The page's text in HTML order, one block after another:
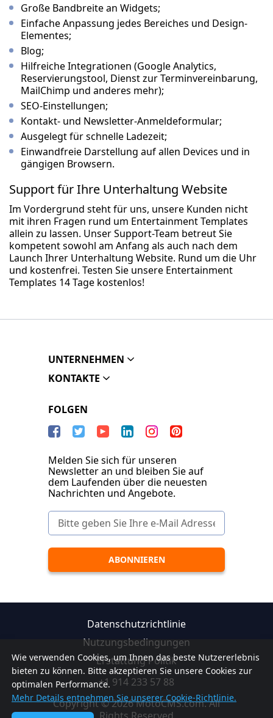
Große Bandbreite an Widgets;
Einfache Anpassung jedes Bereiches und Design-
Elementes;
Blog;
Hilfreiche Integrationen (Google Analytics,
Reservierungstool, Dienst zur Terminvereinbarung,
MailChimp und anderes mehr);
SEO-Einstellungen;
Kontakt- und Newsletter-Anmeldeformular;
Ausgelegt für schnelle Ladezeit;
Einwandfreie Darstellung auf allen Devices und in
gängigen Browsern.
Support für Ihre Unterhaltung Website
Im Vordergrund steht für uns, unsere Kunden nicht
mit ihren Fragen rund um Entertainment Templates
allein zu lassen. Unser Support-Team betreut Sie
kompetent sowohl am Anfang als auch nach dem
Launch Ihrer Unterhaltung Website. Rund um die Uhr
und kostenfrei. Testen Sie unsere Entertainment
Templates 14 Tage kostenlos!
Wie verwenden Cookies, um Ihnen das beste Nutzererlebnis
bieten zu können. Bitte akzeptieren Sie unsere Cookies zur
optimalen Performance.
Mehr Details entnehmen Sie unserer Cookie-Richtlinie.
UNTERNEHMEN
KONTAKTE
FOLGEN
Melden Sie sich für unseren
Newsletter an und bleiben Sie auf
dem Laufenden über die neuesten
Nachrichten und Angebote.
Datenschutzrichtlinie
Nutzungsbedingungen
Erstattung Politik
+1 914 233 57 88
Copyright © 2026 MotoCMS.com. All